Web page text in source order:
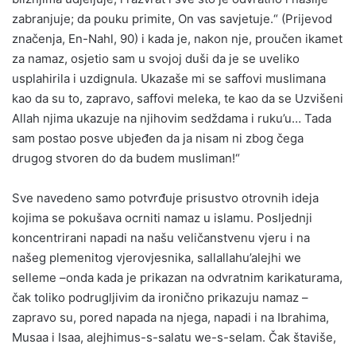
zabranjuje; da pouku primite, On vas savjetuje.“ (Prijevod
značenja, En-Nahl, 90) i kada je, nakon nje, proučen ikamet
za namaz, osjetio sam u svojoj duši da je se uveliko
usplahirila i uzdignula. Ukazaše mi se saffovi muslimana
kao da su to, zapravo, saffovi meleka, te kao da se Uzvišeni
Allah njima ukazuje na njihovim sedždama i ruku’u… Tada
sam postao posve ubjeđen da ja nisam ni zbog čega
drugog stvoren do da budem musliman!“
Sve navedeno samo potvrđuje prisustvo otrovnih ideja
kojima se pokušava ocrniti namaz u islamu. Posljednji
koncentrirani napadi na našu veličanstvenu vjeru i na
našeg plemenitog vjerovjesnika, sallallahu’alejhi we
selleme –onda kada je prikazan na odvratnim karikaturama,
čak toliko podrugljivim da ironično prikazuju namaz –
zapravo su, pored napada na njega, napadi i na Ibrahima,
Musaa i Isaa, alejhimus-s-salatu we-s-selam. Čak štaviše,